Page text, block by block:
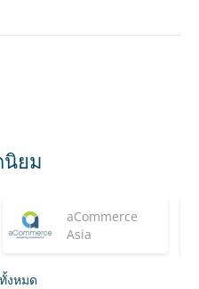
นิยม
aCommerce
Asia
งหมด